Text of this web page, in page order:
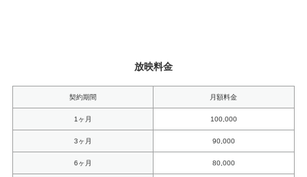
放映料金
契約期間 月額料金
1ヶ月 100,000
3ヶ月 90,000
6ヶ月 80,000